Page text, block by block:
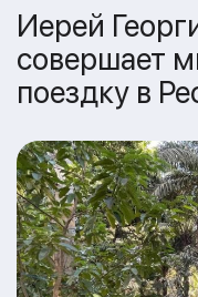
Иерей
совершает
поездку в